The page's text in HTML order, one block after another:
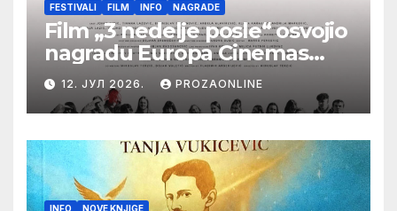
FESTIVALI FILM INFO NAGRADE
Film „3 nedelje posle“ osvojio
nagradu Europa Cinemas
Label na Filmskom festivalu
u Karlovim Varima
12. ЈУЛ 2026. PROZAONLINE
INFO NOVE KNJIGE